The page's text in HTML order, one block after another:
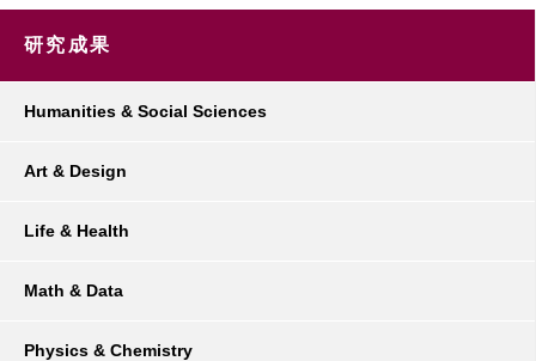
研究成果
Humanities & Social Sciences
Art & Design
Life & Health
Math & Data
Physics & Chemistry